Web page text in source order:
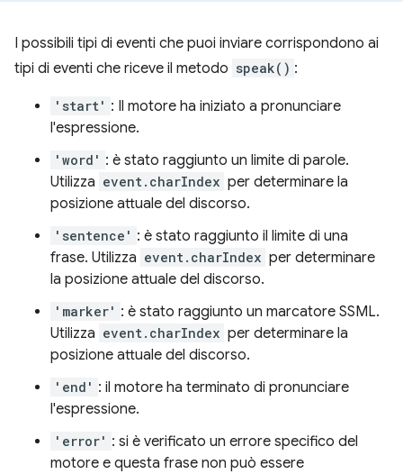
I possibili tipi di eventi che puoi inviare corrispondono ai
tipi di eventi che riceve il metodo speak() :
'start' : Il motore ha iniziato a pronunciare
l'espressione.
'word' : è stato raggiunto un limite di parole.
Utilizza event.charIndex per determinare la
posizione attuale del discorso.
'sentence' : è stato raggiunto il limite di una
frase. Utilizza event.charIndex per determinare
la posizione attuale del discorso.
'marker' : è stato raggiunto un marcatore SSML.
Utilizza event.charIndex per determinare la
posizione attuale del discorso.
'end' : il motore ha terminato di pronunciare
l'espressione.
'error' : si è verificato un errore specifico del
motore e questa frase non può essere